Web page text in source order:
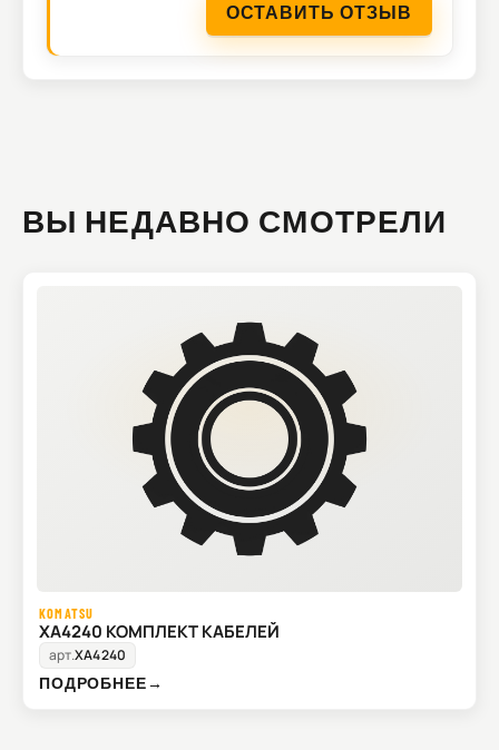
ОСТАВИТЬ ОТЗЫВ
ВЫ НЕДАВНО СМОТРЕЛИ
KOMATSU
XA4240 КОМПЛЕКТ КАБЕЛЕЙ
арт.XA4240
ПОДРОБНЕЕ→